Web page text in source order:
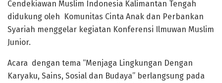
Cendekiawan Muslim Indonesia Kalimantan Tengah
didukung oleh Komunitas Cinta Anak dan Perbankan
Syariah menggelar kegiatan Konferensi Ilmuwan Muslim
Junior.
Acara dengan tema “Menjaga Lingkungan Dengan
Karyaku, Sains, Sosial dan Budaya” berlangsung pada